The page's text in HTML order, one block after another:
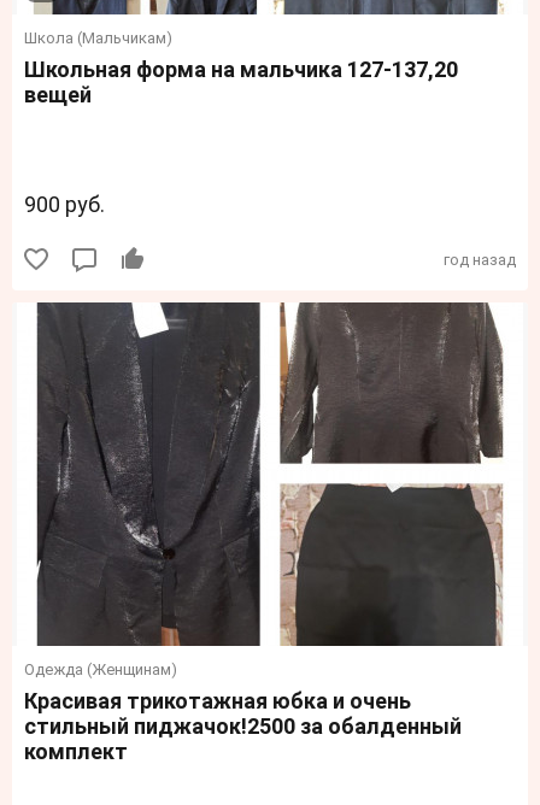
Школа (Мальчикам)
Школьная форма на мальчика 127-137,20
вещей
900 руб.
год назад
Одежда (Женщинам)
Красивая трикотажная юбка и очень
стильный пиджачок!2500 за обалденный
комплект